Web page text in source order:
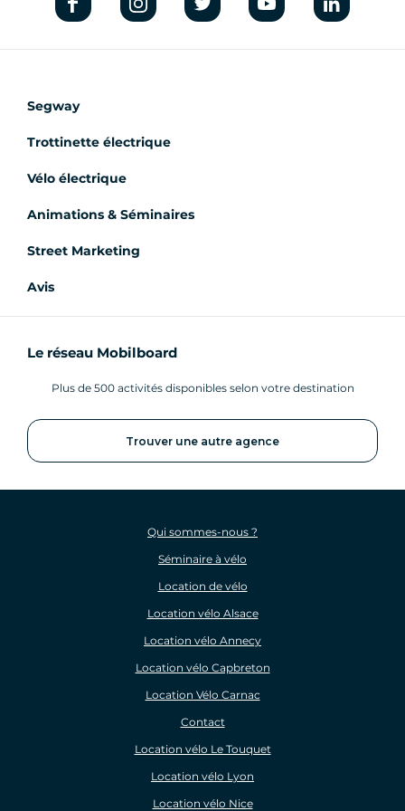
Segway
Trottinette électrique
Vélo électrique
Animations & Séminaires
Street Marketing
Avis
Le réseau Mobilboard
Plus de 500 activités disponibles selon votre destination
Trouver une autre agence
Qui sommes-nous ?
Séminaire à vélo
Location de vélo
Location vélo Alsace
Location vélo Annecy
Location vélo Capbreton
Location Vélo Carnac
Contact
Location vélo Le Touquet
Location vélo Lyon
Location vélo Nice